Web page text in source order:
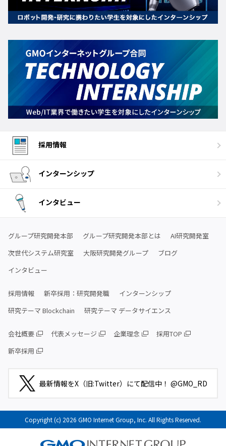
採用情報
インターンシップ
インタビュー
グループ研究開発本部 グループ研究開発本部とは
AI研究開発室
次世代システム研究室
大阪研究開発グループ
ブログ
インタビュー
採用情報 新卒採用：研究開発職
インターンシップ
研究テーマ Blockchain
研究テーマ データサイエンス
会社概要 代表メッセージ 企業理念
採用TOP
新卒採用
最新情報をX（旧:Twitter）にて配信中！ @GMO_RD
Copyright (c) 2026 GMO Internet Group, Inc. All Rights Reserved.